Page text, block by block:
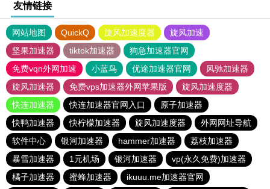
友情链接
网站地图 QuickQ 旋风加速度器
旋风加速
坚果加速器
tiktok加速器
狗急加速器官网
免费vqn外网加速
小蓝鸟 优途加速器官网
风驰加速器
旋风加速器
免费vps加速器外网苹果版
旋风加速度器
快连加速器
快连加速器官网入口
原子加速器
快鸭加速器
快柠檬加速器 旋风加速度器
外网网址导航
软件中心
银河加速器 hammer加速器
荔枝加速器
暴雪加速器
1元机场 银河加速器
vp(永久免费)加速器
橘子加速器
蜜蜂加速器 ikuuu.me加速器官网